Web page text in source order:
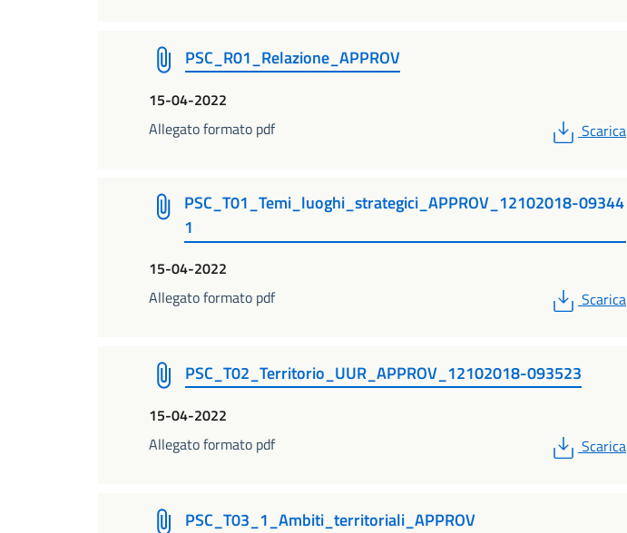
PSC_R01_Relazione_APPROV
15-04-2022
Allegato formato pdf
PDF
Scarica
PSC_T01_Temi_luoghi_strategici_APPROV_12102018-09344
1
15-04-2022
Allegato formato pdf
PDF
Scarica
PSC_T02_Territorio_UUR_APPROV_12102018-093523
15-04-2022
Allegato formato pdf
PDF
Scarica
PSC_T03_1_Ambiti_territoriali_APPROV